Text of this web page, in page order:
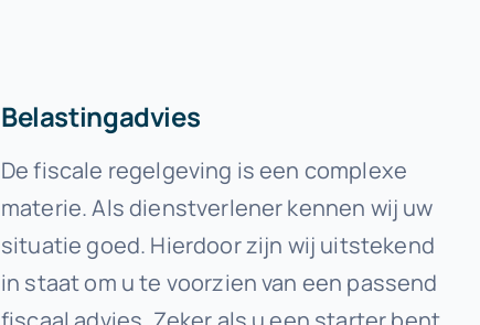
Belastingadvies
De fiscale regelgeving is een complexe
materie. Als dienstverlener kennen wij uw
situatie goed. Hierdoor zijn wij uitstekend
in staat om u te voorzien van een passend